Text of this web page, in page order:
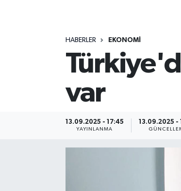
HABERLER EKONOMİ
var
13.09.2025 - 17:45
YAYINLANMA
13.09.2025 -
ÖZEL HABER
RESMİ İLANLAR